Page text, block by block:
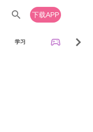
search 下载APP
学习 sports_esports chevron_right